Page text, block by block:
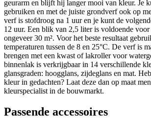
geurarm en blijft hij langer mooi van kleur. Je
gebruiken en met de juiste grondverf ook op
verf is stofdroog na 1 uur en je kunt de
12 uur. Een blik van 2,5 liter is voldoende voor
ongeveer 30 m². Voor het beste resultaat
temperaturen tussen de 8 en 25°C. De verf is
brengen met een kwast of lakroller voor
binnenlak is verkrijgbaar in 14 verschillende
glansgraden: hoogglans, zijdeglans en mat.
kleur in gedachten? Laat deze dan op maat
kleurspecialist in de bouwmarkt.
Passende accessoires